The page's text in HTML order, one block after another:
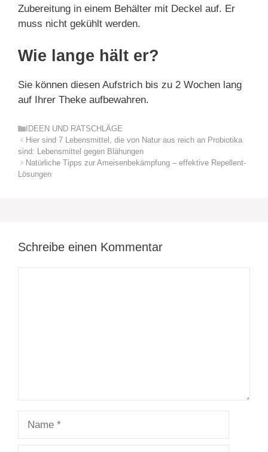
Zubereitung in einem Behälter mit Deckel auf. Er
muss nicht gekühlt werden.
Wie lange hält er?
Sie können diesen Aufstrich bis zu 2 Wochen lang
auf Ihrer Theke aufbewahren.
Kategorien
IDEEN UND RATSCHLÄGE
Hier sind 7 Lebensmittel, die von Natur aus reich an Probiotika
sind: Lebensmittel gegen Blähungen
Natürliche Tipps zur Ameisenbekämpfung – effektive Repellent-
Lösungen
Schreibe einen Kommentar